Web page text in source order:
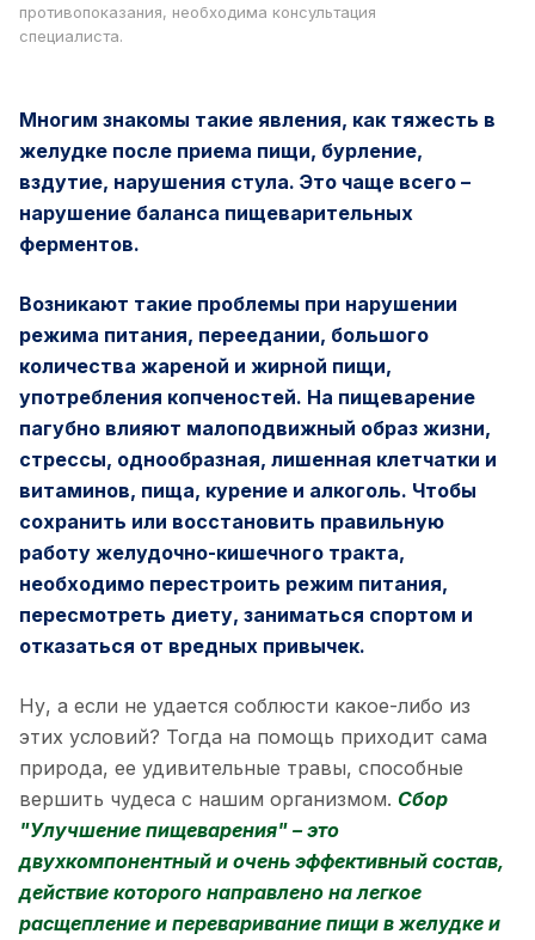
противопоказания, необходима консультация
специалиста.
Многим знакомы такие явления, как тяжесть в
желудке после приема пищи, бурление,
вздутие, нарушения стула. Это чаще всего –
нарушение баланса пищеварительных
ферментов.
Возникают такие проблемы при нарушении
режима питания, переедании, большого
количества жареной и жирной пищи,
употребления копченостей. На пищеварение
пагубно влияют малоподвижный образ жизни,
стрессы, однообразная, лишенная клетчатки и
витаминов, пища, курение и алкоголь. Чтобы
сохранить или восстановить правильную
работу желудочно-кишечного тракта,
необходимо перестроить режим питания,
пересмотреть диету, заниматься спортом и
отказаться от вредных привычек.
Ну, а если не удается соблюсти какое-либо из
этих условий? Тогда на помощь приходит сама
природа, ее удивительные травы, способные
вершить чудеса с нашим организмом. Сбор
"Улучшение пищеварения" – это
двухкомпонентный и очень эффективный состав,
действие которого направлено на легкое
расщепление и переваривание пищи в желудке и